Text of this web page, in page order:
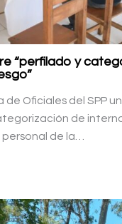
“perfilado y
de Oficiales del SPP
de
de la…